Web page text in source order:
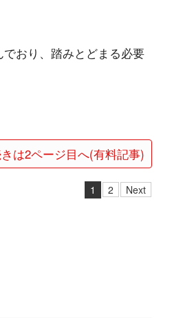
おり、踏みとどまる必要
は2ページ目へ(有料記事)
1 2 Next